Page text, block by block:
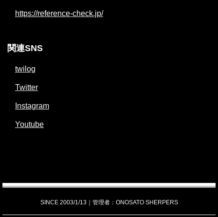
https://reference-check.jp/
関連SNS
twilog
Twitter
Instagram
Youtube
SINCE 2003/1/13｜管理者：ONOSATO SHERPERS